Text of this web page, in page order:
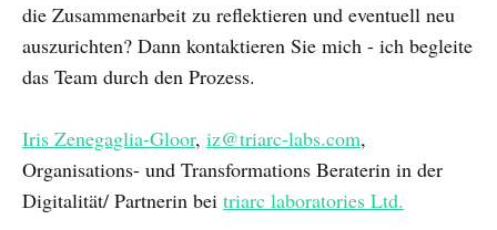
die Zusammenarbeit zu reflektieren und eventuell neu
auszurichten? Dann kontaktieren Sie mich - ich begleite
das Team durch den Prozess.
Iris Zenegaglia-Gloor, iz@triarc-labs.com,
Organisations- und Transformations Beraterin in der
Digitalität/ Partnerin bei triarc laboratories Ltd.